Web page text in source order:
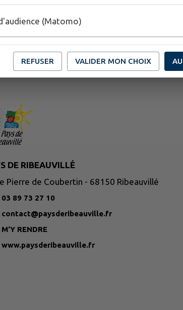
DE RIBEAUVILLÉ
Pierre de Coubertin - 68150 Ribeauvillé
03 89 73 27 10
contact@paysderibeauville.fr
M'Y RENDRE
www.paysderibeauville.fr
(Matomo)
REFUSER VALIDER MON CHOIX